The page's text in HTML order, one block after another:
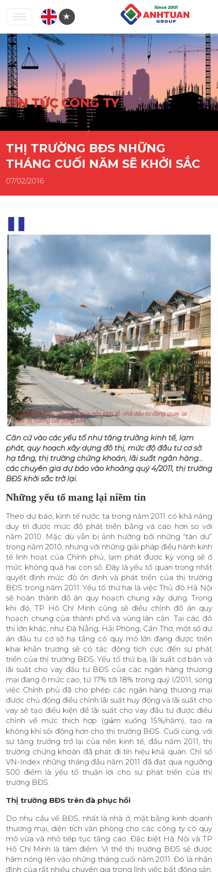
TIN TỨC CÔNG TY
THỊ TRƯỜNG BĐS NHỮNG
THÁNG CUỐI NĂM SẼ KHỞI SẮC
07/02/2016
Căn cứ vào các yếu tố như tăng trưởng kinh tế, lạm
phát, quy hoạch xây dựng đô thị, mức độ đầu tư cơ sở
hạ tầng, thị trường chứng khoán, lãi suất ngân hàng...
các chuyên gia dự báo vào khoảng quý 4/2011, thị trường
BĐS khởi sắc trở lại.
Những yếu tố mang lại niềm tin
Theo dự báo, kinh tế nước ta trong năm 2011 có khả năng
duy trì được mức độ phát triển bằng và cao hơn so với
năm 2010. Mặc dù vẫn bị ảnh hưởng bởi những “tàn dư”
trong năm 2010, nhưng với những giải pháp điều hành kinh
tế linh hoạt của Chính phủ, lạm phát được kỳ vọng sẽ ở
mức không quá hai con số. Đây là yếu tố quan trọng nhất
quyết định mức độ ổn định và phát triển của thị trường
BĐS trong năm 2011. Yếu tố thứ hai là việc Thủ đô Hà Nội
sẽ hoàn thành đồ án quy hoạch chung xây dựng. Trong
khi đó, TP Hồ Chí Minh cũng sẽ điều chỉnh đồ án quy
hoạch chung của thành phố và vùng lân cận. Tại các đô
thị lớn khác, như Đà Nẵng, Hải Phòng, Cần Thơ, một số dự
án đầu tư cơ sở hạ tầng có quy mô lớn đang được triển
khai khẩn trương sẽ có tác động tích cực đến sự phát
triển của thị trường BĐS. Yếu tố thứ ba, lãi suất cơ bản và
lãi suất cho vay đầu tư BĐS của các ngân hàng thương
mại đang ở mức cao, từ 17% tới 18% trong quý I/2011, song
việc Chính phủ đã cho phép các ngân hàng thương mại
được chủ động điều chỉnh lãi suất huy động và lãi suất cho
vay sẽ tạo điều kiện để lãi suất cho vay đầu tư được điều
chỉnh về mức thích hợp (giảm xuống 15%/năm), tạo ra
không khí sôi động hơn cho thị trường BĐS. Cuối cùng, với
sự tăng trưởng trở lại của nền kinh tế, đầu năm 2011, thị
trường chứng khoán đã phát đi tín hiệu khả quan. Chỉ số
VN-Index những tháng đầu năm 2011 đã đạt qua ngưỡng
500 điểm là yếu tố thuận lợi cho sự phát triển của thị
trường BĐS.
Thị trường BĐS trên đà phục hồi
Do nhu cầu về BĐS, nhất là nhà ở, mặt bằng kinh doanh
thương mại, diện tích văn phòng cho các công ty có quy
mô vừa và nhỏ tiếp tục tăng cao. Đặc biệt Hà Nội và TP
Hồ Chí Minh là tâm điểm. Vì thế thị trường BĐS sẽ được
hâm nóng lên vào những tháng cuối năm 2011. Đó là nhận
định của rất nhiều chuyên gia trong lĩnh việc bất động sản.